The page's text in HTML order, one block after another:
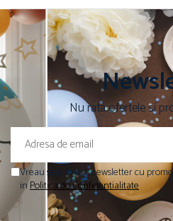
Nu rata ofertele si
Vreau sa primesc newsletter cu
inPolitica de Confidentialitate